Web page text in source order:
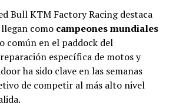
Bull KTM Factory Racing destaca
como campeones mundiales
común en el paddock del
específica de motos y
ha sido clave en las semanas
de competir al más alto nivel